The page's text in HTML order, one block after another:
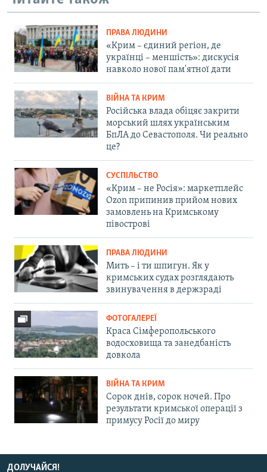
ПРАВА ЛЮДИНИ
«Крим – єдиний регіон, де
українці – меншість»: дискусія
навколо нової пам'ятної дати
ВІЙНА ТА КРИМ
Російська влада обіцяє закрити
морський шлях українським
БпЛА до Севастополя. Чи реально
це?
СУСПІЛЬСТВО
«Крим – не Росія»: маркетплейс
Ozon припинив прийом нових
замовлень на Кримському
півострові
ПРАВА ЛЮДИНИ
Мить – і ти шпигун. Як у
кримських судах розглядають
звинувачення в держзраді
ФОТОГАЛЕРЕЇ
Краса Сімферопольського
водосховища та занедбаність
довкола
ВІЙНА ТА КРИМ
Сорок днів, сорок ночей. Про
результати кримської операції з
примусу Росії до миру
ДОЛУЧАЙСЯ!